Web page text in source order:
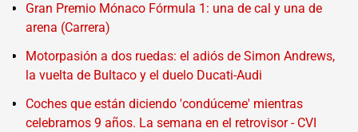
Gran Premio Mónaco Fórmula 1: una de cal y una de
arena (Carrera)
Motorpasión a dos ruedas: el adiós de Simon Andrews,
la vuelta de Bultaco y el duelo Ducati-Audi
Coches que están diciendo 'condúceme' mientras
celebramos 9 años. La semana en el retrovisor - CVI